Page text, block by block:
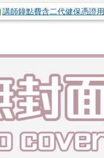
講師鐘點費含二代健保憑證